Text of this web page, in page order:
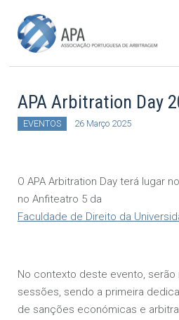
APA Arbitration Day
EVENTOS 26 Março 2025
O APA Arbitration Day terá lugar
no Anfiteatro 5 da
Faculdade de Direito da
No contexto deste evento, serão
sessões, sendo a primeira
de sanções económicas e